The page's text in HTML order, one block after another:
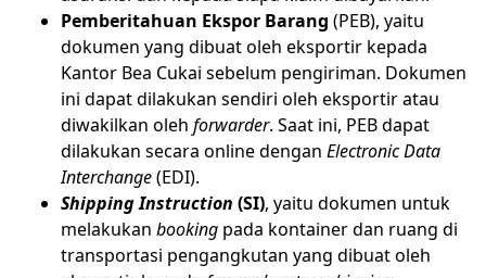
Pemberitahuan Ekspor Barang (PEB), yaitu
dokumen yang dibuat oleh eksportir kepada
Kantor Bea Cukai sebelum pengiriman. Dokumen
ini dapat dilakukan sendiri oleh eksportir atau
diwakilkan oleh forwarder. Saat ini, PEB dapat
dilakukan secara online dengan Electronic Data
Interchange(EDI).
Shipping Instruction (SI), yaitu dokumen untuk
melakukan booking pada kontainer dan ruang di
transportasi pengangkutan yang dibuat oleh